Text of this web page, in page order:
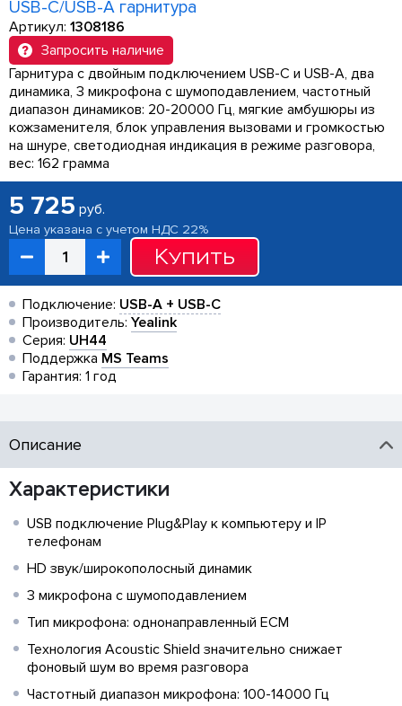
USB-C/USB-A гарнитура
Артикул: 1308186
Запросить наличие
Гарнитура с двойным подключением USB-C и USB-A, два
динамика, 3 микрофона с шумоподавлением, частотный
диапазон динамиков: 20-20000 Гц, мягкие амбушюры из
кожзаменителя, блок управления вызовами и громкостью
на шнуре, светодиодная индикация в режиме разговора,
вес: 162 грамма
5 725 руб.
Цена указана с учетом НДС 22%
Купить
Подключение: USB-A + USB-C
Производитель: Yealink
Серия: UH44
Поддержка MS Teams
Гарантия: 1 год
Описание
Характеристики
USB подключение Plug&Play к компьютеру и IP
телефонам
HD звук/широкополосный динамик
3 микрофона с шумоподавлением
Тип микрофона: однонаправленный ECM
Технология Acoustic Shield значительно снижает
фоновый шум во время разговора
Частотный диапазон микрофона: 100-14000 Гц